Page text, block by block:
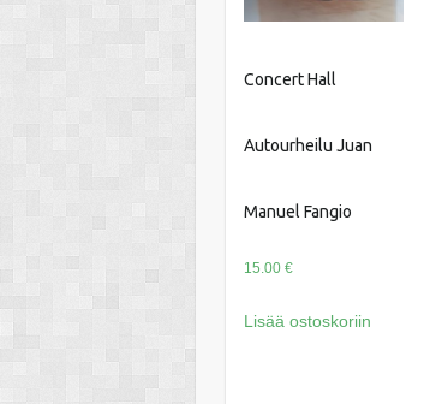
Concert Hall
Autourheilu Juan
Manuel Fangio
15.00 €
Lisää ostoskoriin